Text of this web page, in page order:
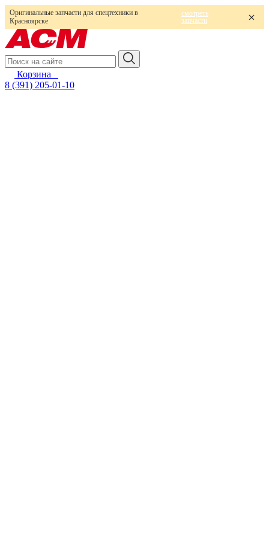
Оригинальные запчасти для спецтехники в
Красноярске
смотреть
запчасти
Корзина
8 (391) 205-01-10